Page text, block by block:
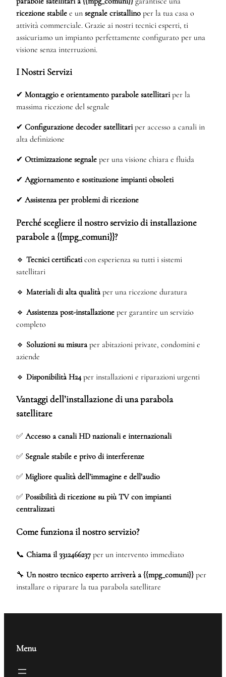
ricezione stabile e un segnale cristallino per la tua casa o
attività commerciale. Grazie ai nostri tecnici esperti, ti
assicuriamo un impianto perfettamente configurato per una
visione senza interruzioni.
I Nostri Servizi
✔ Montaggio e orientamento parabole satellitariper la
massima ricezione del segnale
✔ Configurazione decoder satellitariper accesso a canali in
alta definizione
✔ Ottimizzazione segnale per una visione chiara e fluida
✔ Aggiornamento e sostituzione impianti obsoleti
✔ Assistenza per problemi di ricezione
Perché scegliere il nostro servizio di installazione
parabole a {{mpg_comuni}}?
🔹 Tecnici certificaticon esperienza su tutti i sistemi
satellitari
🔹 Materiali di alta qualitàper una ricezione duratura
🔹 Assistenza post-installazione per garantire un servizio
completo
🔹 Soluzioni su misuraper abitazioni private, condomini e
aziende
🔹 Disponibilità H24per installazioni e riparazioni urgenti
Vantaggi dell’installazione di una parabola
satellitare
✅ Accesso a canali HD nazionali e internazionali
✅ Segnale stabile e privo di interferenze
✅ Migliore qualità dell’immagine e dell’audio
✅ Possibilità di ricezione su più TV con impianti
centralizzati
Come funziona il nostro servizio?
📞 Chiama il 3312466237 per un intervento immediato
🔧 Un nostro tecnico esperto arriverà a {{mpg_comuni}} per
installare o riparare la tua parabola satellitare
Menu